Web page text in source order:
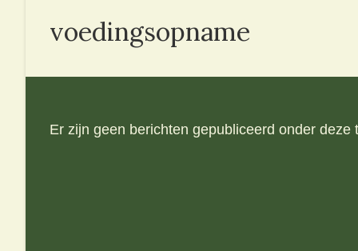
voedingsopname
Er zijn geen berichten gepubliceerd onder deze